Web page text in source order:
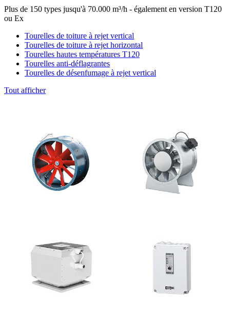
Plus de 150 types jusqu'à 70.000 m³/h - également en version T120
ou Ex
Tourelles de toiture à rejet vertical
Tourelles de toiture à rejet horizontal
Tourelles hautes températures T120
Tourelles anti-déflagrantes
Tourelles de désenfumage à rejet vertical
Tout afficher